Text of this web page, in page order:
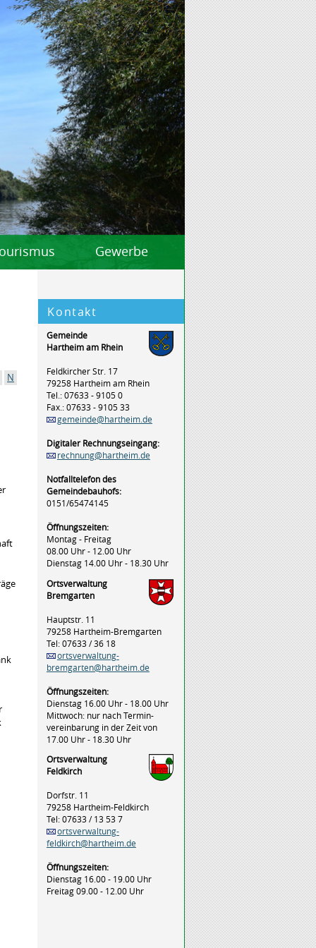
Gewerbe
N
Kontakt
Gemeinde
Hartheim am Rhein
Feldkircher Str. 17
79258 Hartheim am Rhein
Tel.: 07633 - 9105 0
Fax.: 07633 - 9105 33
gemeinde@hartheim.de
Digitaler Rechnungseingang:
rechnung@hartheim.de
Notfalltelefon des
Gemeindebauhofs:
0151/65474145
Öffnungszeiten:
Montag - Freitag
08.00 Uhr - 12.00 Uhr
Dienstag 14.00 Uhr - 18.30 Uhr
Ortsverwaltung
Bremgarten
Hauptstr. 11
79258 Hartheim-Bremgarten
Tel: 07633 / 36 18
ortsverwaltung-
bremgarten@hartheim.de
Öffnungszeiten:
Dienstag 16.00 Uhr - 18.00 Uhr
Mittwoch: nur nach Termin-
vereinbarung in der Zeit von
17.00 Uhr - 18.30 Uhr
Ortsverwaltung
Feldkirch
Dorfstr. 11
79258 Hartheim-Feldkirch
Tel: 07633 / 13 53 7
ortsverwaltung-
feldkirch@hartheim.de
Öffnungszeiten:
Dienstag 16.00 - 19.00 Uhr
Freitag 09.00 - 12.00 Uhr